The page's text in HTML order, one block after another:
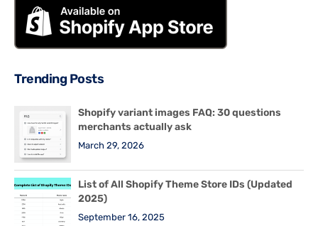
Trending Posts
Shopify variant images FAQ: 30 questions
merchants actually ask
March 29, 2026
List of All Shopify Theme Store IDs (Updated
2025)
September 16, 2025